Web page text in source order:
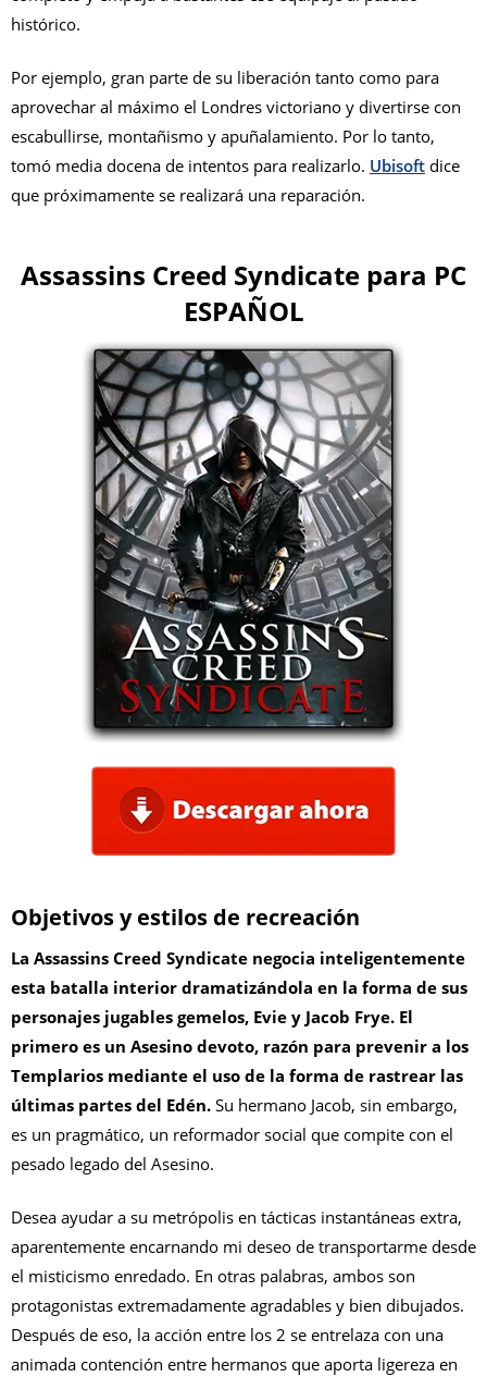
histórico.
Por ejemplo, gran parte de su liberación tanto como para
aprovechar al máximo el Londres victoriano y divertirse con
escabullirse, montañismo y apuñalamiento. Por lo tanto,
tomó media docena de intentos para realizarlo. Ubisoft dice
que próximamente se realizará una reparación.
Assassins Creed Syndicate para PC
ESPAÑOL
Objetivos y estilos de recreación
La Assassins Creed Syndicate negocia inteligentemente
esta batalla interior dramatizándola en la forma de sus
personajes jugables gemelos, Evie y Jacob Frye. El
primero es un Asesino devoto, razón para prevenir a los
Templarios mediante el uso de la forma de rastrear las
últimas partes del Edén. Su hermano Jacob, sin embargo,
es un pragmático, un reformador social que compite con el
pesado legado del Asesino.
Desea ayudar a su metrópolis en tácticas instantáneas extra,
aparentemente encarnando mi deseo de transportarme desde
el misticismo enredado. En otras palabras, ambos son
protagonistas extremadamente agradables y bien dibujados.
Después de eso, la acción entre los 2 se entrelaza con una
animada contención entre hermanos que aporta ligereza en